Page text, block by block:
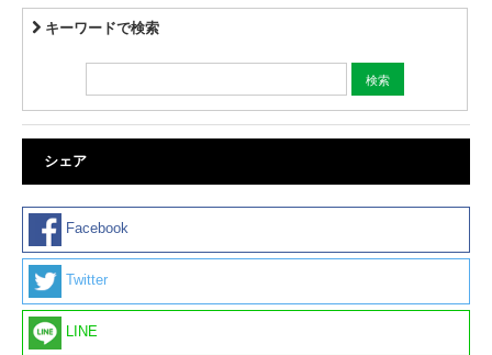
キーワードで検索
シェア
Facebook
Twitter
LINE